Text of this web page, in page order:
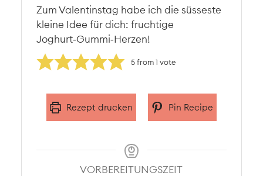
Zum Valentinstag habe ich die süsseste
kleine Idee für dich: fruchtige
Joghurt‑Gummi‑Herzen!
5from 1 vote
Rezept drucken Pin Recipe
VORBEREITUNGSZEIT